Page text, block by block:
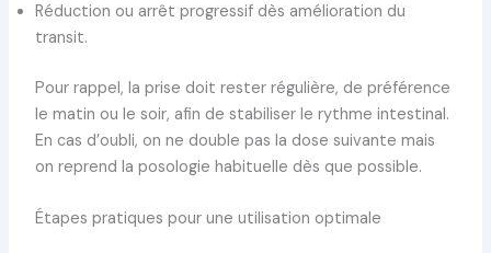
Réduction ou arrêt progressif dès amélioration du
transit.
Pour rappel, la prise doit rester régulière, de préférence
le matin ou le soir, afin de stabiliser le rythme intestinal.
En cas d’oubli, on ne double pas la dose suivante mais
on reprend la posologie habituelle dès que possible.
Étapes pratiques pour une utilisation optimale